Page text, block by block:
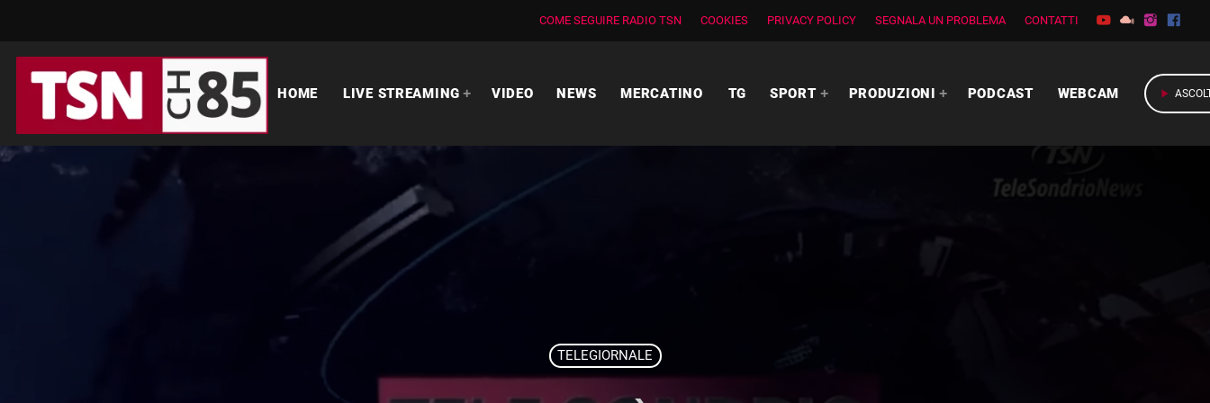
COME SEGUIRE RADIO TSN COOKIES PRIVACY POLICY SEGNALA UN PROBLEMA CONTATTI
HOME LIVE STREAMING VIDEO NEWS MERCATINO TG SPORT PRODUZIONI PODCAST WEBCAM play_arrow
TELEGIORNALE